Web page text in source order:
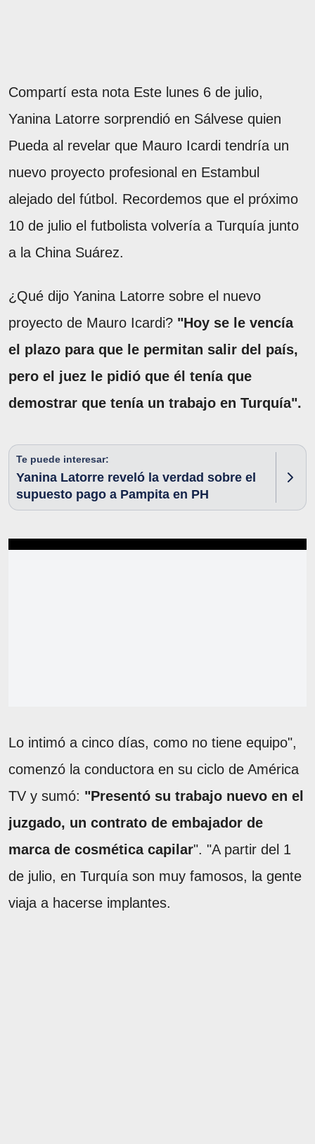
Compartí esta nota Este lunes 6 de julio,
Yanina Latorre sorprendió en Sálvese quien
Pueda al revelar que Mauro Icardi tendría un
nuevo proyecto profesional en Estambul
alejado del fútbol. Recordemos que el próximo
10 de julio el futbolista volvería a Turquía junto
a la China Suárez.
¿Qué dijo Yanina Latorre sobre el nuevo
proyecto de Mauro Icardi? "Hoy se le vencía
el plazo para que le permitan salir del país,
pero el juez le pidió que él tenía que
demostrar que tenía un trabajo en Turquía".
Te puede interesar:
Yanina Latorre reveló la verdad sobre el
supuesto pago a Pampita en PH
Lo intimó a cinco días, como no tiene equipo",
comenzó la conductora en su ciclo de América
TV y sumó: "Presentó su trabajo nuevo en el
juzgado, un contrato de embajador de
marca de cosmética capilar". "A partir del 1
de julio, en Turquía son muy famosos, la gente
viaja a hacerse implantes.